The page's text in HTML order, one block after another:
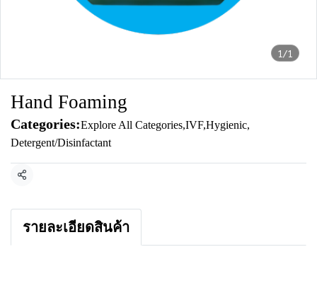
1/1
Hand Foaming
Categories:Explore All Categories,IVF,Hygienic,
Detergent/Disinfactant
Share
รายละเอียดสินค้า